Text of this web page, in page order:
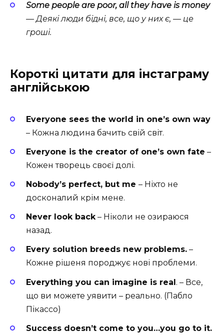
Some people are poor, all they have is money
— Деякі люди бідні, все, що у них є, — це
гроші.
Короткі цитати для інстаграму
англійською
Everyone sees the world in one’s own way
– Кожна людина бачить свій світ.
Everyone is the creator of one’s own fate –
Кожен творець своєї долі.
Nobody’s perfect, but me – Ніхто не
досконалий крім мене.
Never look back– Ніколи не озираюся
назад.
Every solution breeds new problems. –
Кожне рішеня породжує нові проблеми.
Everything you can imagine is real. – Все,
що ви можете уявити – реально. (Пабло
Пікассо)
Success doesn’t come to you…you go to it.